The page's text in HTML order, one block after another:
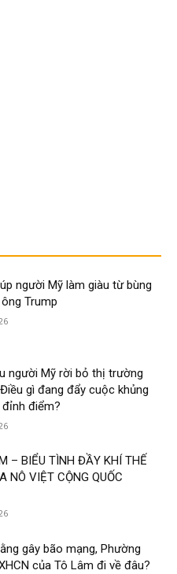
người Mỹ làm giàu từ bùng
Trump
người Mỹ rời bỏ thị trường
gì đang đẩy cuộc khủng
điểm?
– BIỂU TÌNH ĐẦY KHÍ THẾ
NÔ VIỆT CỘNG QUỐC
gây bão mạng, Phường
của Tô Lâm đi về đâu?